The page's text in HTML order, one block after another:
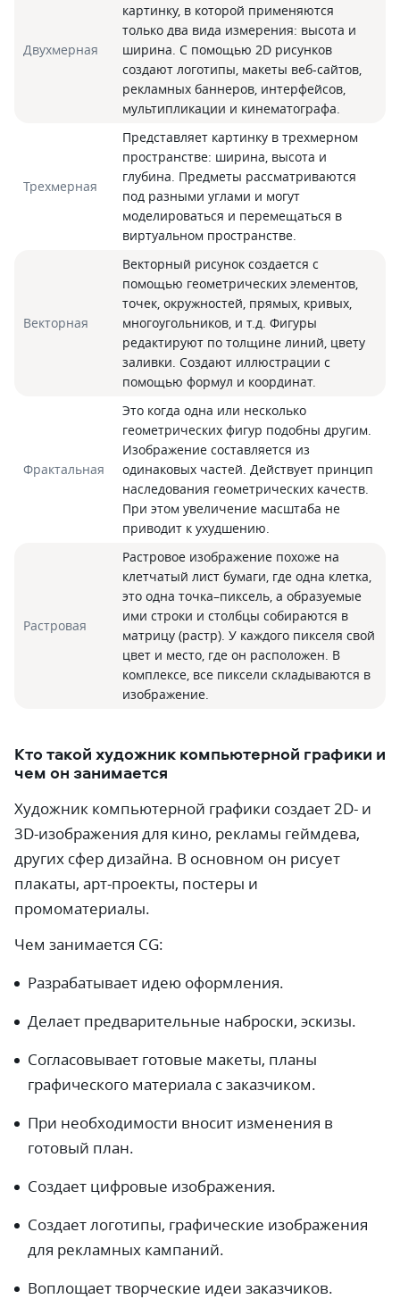
Двухмерная
картинку, в которой применяются
только два вида измерения: высота и
ширина. С помощью 2D рисунков
создают логотипы, макеты веб-сайтов,
рекламных баннеров, интерфейсов,
мультипликации и кинематографа.
Трехмерная
Представляет картинку в трехмерном
пространстве: ширина, высота и
глубина. Предметы рассматриваются
под разными углами и могут
моделироваться и перемещаться в
виртуальном пространстве.
Векторная
Векторный рисунок создается с
помощью геометрических элементов,
точек, окружностей, прямых, кривых,
многоугольников, и т.д. Фигуры
редактируют по толщине линий, цвету
заливки. Создают иллюстрации с
помощью формул и координат.
Фрактальная
Это когда одна или несколько
геометрических фигур подобны другим.
Изображение составляется из
одинаковых частей. Действует принцип
наследования геометрических качеств.
При этом увеличение масштаба не
приводит к ухудшению.
Растровая
Растровое изображение похоже на
клетчатый лист бумаги, где одна клетка,
это одна точка–пиксель, а образуемые
ими строки и столбцы собираются в
матрицу (растр). У каждого пикселя свой
цвет и место, где он расположен. В
комплексе, все пиксели складываются в
изображение.
Кто такой художник компьютерной графики и
чем он занимается
Художник компьютерной графики создает 2D- и
3D-изображения для кино, рекламы геймдева,
других сфер дизайна. В основном он рисует
плакаты, арт-проекты, постеры и
промоматериалы.
Чем занимается CG:
Разрабатывает идею оформления.
Делает предварительные наброски, эскизы.
Согласовывает готовые макеты, планы
графического материала с заказчиком.
При необходимости вносит изменения в
готовый план.
Создает цифровые изображения.
Создает логотипы, графические изображения
для рекламных кампаний.
Воплощает творческие идеи заказчиков.